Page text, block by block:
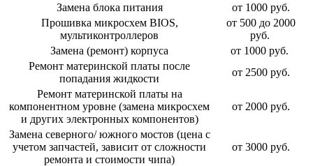
Замена блока питания
от 1000 руб.
Прошивка микросхем BIOS,
мультиконтроллеров
от 500 до 2000
руб.
Замена (ремонт) корпуса
от 1000 руб.
Ремонт материнской платы после
попадания жидкости
от 2500 руб.
Ремонт материнской платы на
компонентном уровне (замена микросхем
и других электронных компонентов)
от 2000 руб.
Замена северного/ южного мостов (цена с
учетом запчастей, зависит от сложности
ремонта и стоимости чипа)
от 3000 руб.